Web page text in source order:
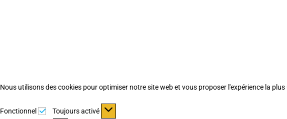
Nous utilisons des cookies pour optimiser notre site web et vous proposer l'expérience la
Fonctionnel Fonctionnel
Toujours activé